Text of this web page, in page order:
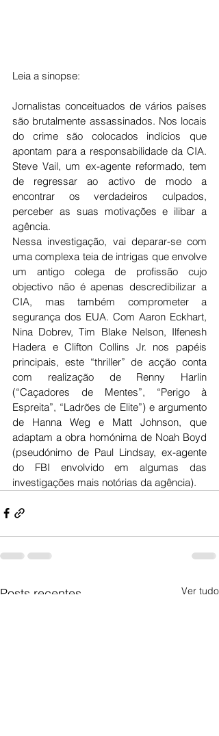
Leia a sinopse:
Jornalistas conceituados de vários países
são brutalmente assassinados. Nos locais
do crime são colocados indícios que
apontam para a responsabilidade da CIA.
Steve Vail, um ex-agente reformado, tem
de regressar ao activo de modo a
encontrar os verdadeiros culpados,
perceber as suas motivações e ilibar a
agência.
Nessa investigação, vai deparar-se com
uma complexa teia de intrigas que envolve
um antigo colega de profissão cujo
objectivo não é apenas descredibilizar a
CIA, mas também comprometer a
segurança dos EUA. Com Aaron Eckhart,
Nina Dobrev, Tim Blake Nelson, Ilfenesh
Hadera e Clifton Collins Jr. nos papéis
principais, este “thriller” de acção conta
com realização de Renny Harlin
(“Caçadores de Mentes”, “Perigo à
Espreita”, “Ladrões de Elite”) e argumento
de Hanna Weg e Matt Johnson, que
adaptam a obra homónima de Noah Boyd
(pseudónimo de Paul Lindsay, ex-agente
do FBI envolvido em algumas das
investigações mais notórias da agência).
Posts recentes Ver tudo